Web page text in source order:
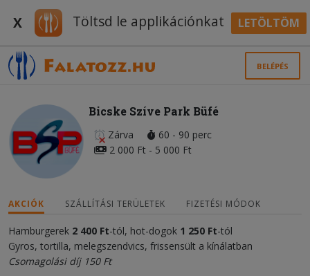
X Töltsd le applikációnkat LETÖLTÖM
BELÉPÉS
Bicske Szíve Park Büfé
Zárva
60 - 90 perc
2 000 Ft - 5 000 Ft
AKCIÓK SZÁLLÍTÁSI TERÜLETEK FIZETÉSI MÓDOK
Hamburgerek 2 400 Ft-tól, hot-dogok 1 250 Ft-tól
Gyros, tortilla, melegszendvics, frissensült a kínálatban
Csomagolási díj 150 Ft